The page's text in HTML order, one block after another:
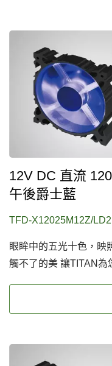
12V DC 直流
午後爵士藍
TFD-X12025M12Z/
眼眸中的五光十色，映
觸不了的美 讓TITAN為